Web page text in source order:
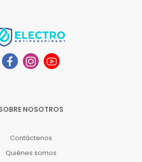
NOSOTROS
Contáctenos
Quiénes somos